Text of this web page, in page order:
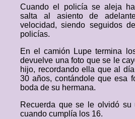
Cuando el policía se aleja
salta al asiento de
velocidad, siendo seguidos
policías.
En el camión Lupe termina
devuelve una foto que se le
hijo, recordando ella que al
30 años, contándole que esa
boda de su hermana.
Recuerda que se le olvidó su
cuando cumplía los 16.